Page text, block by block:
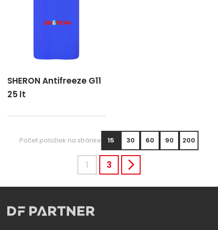
SHERON Antifreeze G11
25 lt
Počet položiek na stránke 15 30 60 90 200
1 3